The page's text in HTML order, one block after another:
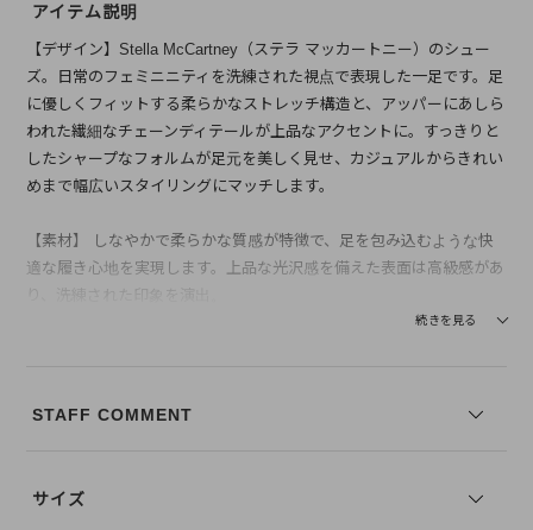
アイテム説明
【デザイン】Stella McCartney（ステラ マッカートニー）のシュー
ズ。日常のフェミニニティを洗練された視点で表現した一足です。足
に優しくフィットする柔らかなストレッチ構造と、アッパーにあしら
われた繊細なチェーンディテールが上品なアクセントに。すっきりと
したシャープなフォルムが足元を美しく見せ、カジュアルからきれい
めまで幅広いスタイリングにマッチします。
【素材】 しなやかで柔らかな質感が特徴で、足を包み込むような快
適な履き心地を実現します。上品な光沢感を備えた表面は高級感があ
続きを見る
STAFF COMMENT
サイズ